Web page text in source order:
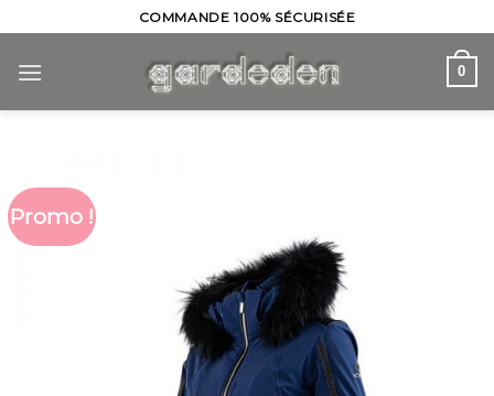
to
content
COMMANDE 100% SÉCURISÉE
0
Promo !